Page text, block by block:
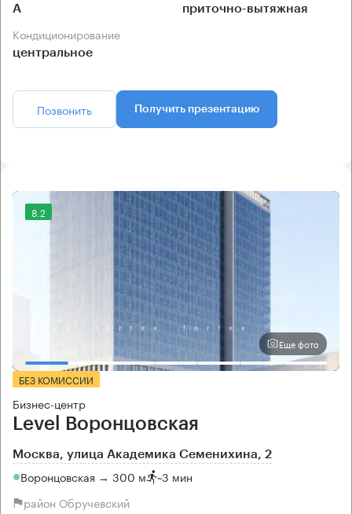
А приточно-вытяжная
Кондиционирование
центральное
Позвонить Получить презентацию
8.2
Еще фото
БЕЗ КОМИССИИ
Бизнес-центр
Level Воронцовская
Москва, улица Академика Семенихина, 2
Воронцовская → 300 м ~3 мин
район Обручевский